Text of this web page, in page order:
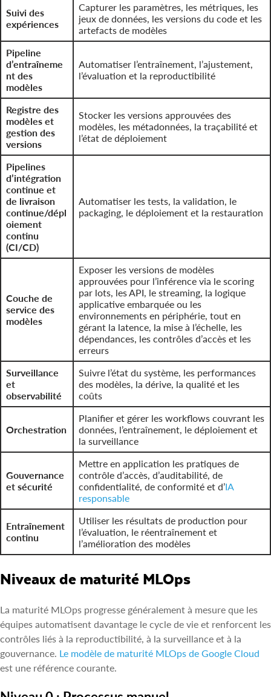
Suivi des
expériences
Capturer les paramètres, les métriques, les
jeux de données, les versions du code et les
artefacts de modèles
Pipeline
d’entraîneme
nt des
modèles
Automatiser l’entraînement, l’ajustement,
l’évaluation et la reproductibilité
Registre des
modèles et
gestion des
versions
Stocker les versions approuvées des
modèles, les métadonnées, la traçabilité et
l’état de déploiement
Pipelines
d’intégration
continue et
de livraison
continue/dépl
oiement
continu
(CI/CD)
Automatiser les tests, la validation, le
packaging, le déploiement et la restauration
Couche de
service des
modèles
Exposer les versions de modèles
approuvées pour l’inférence via le scoring
par lots, les API, le streaming, la logique
applicative embarquée ou les
environnements en périphérie, tout en
gérant la latence, la mise à l’échelle, les
dépendances, les contrôles d’accès et les
erreurs
Surveillance
et
observabilité
Suivre l’état du système, les performances
des modèles, la dérive, la qualité et les
coûts
Orchestration
Planifier et gérer les workflows couvrant les
données, l’entraînement, le déploiement et
la surveillance
Gouvernance
et sécurité
Mettre en application les pratiques de
contrôle d’accès, d’auditabilité, de
confidentialité, de conformité et d’IA
responsable
Entraînement
continu
Utiliser les résultats de production pour
l’évaluation, le réentraînement et
l’amélioration des modèles
Niveaux de maturité MLOps
La maturité MLOps progresse généralement à mesure que les
équipes automatisent davantage le cycle de vie et renforcent les
contrôles liés à la reproductibilité, à la surveillance et à la
gouvernance. Le modèle de maturité MLOps de Google Cloud
est une référence courante.